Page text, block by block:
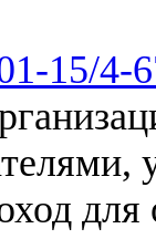
15/4-
для